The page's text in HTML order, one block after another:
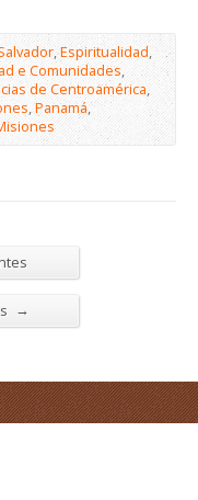
,Espiritualidad,
e Comunidades,
de Centroamérica,
,Panamá,
→